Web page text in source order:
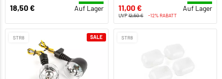
18,50 € Auf Lager 11,00 € Auf Lager
UVP12,50 € -12% RABATT
STR8 SALE STR8